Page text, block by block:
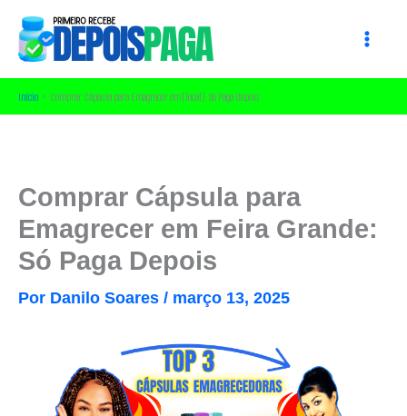
para
conteúdo
Início Comprar Cápsula para Emagrecer em [local]: Só Paga Depois
Comprar Cápsula para
Emagrecer em Feira Grande:
Só Paga Depois
Por Danilo Soares / março 13, 2025